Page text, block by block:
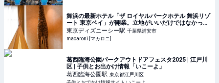
舞浜の最新ホテル「ザ ロイヤルパークホテル 舞浜リゾ
ート 東京ベイ」が開業。立地がいいだけではなかっ
た！ - macaroni
東京ディズニーシー駅 千葉県浦安市
macaroni [マカロニ]
葛西臨海公園パークアウトドアフェスタ2025 | 江戸川
区 | 子供とお出かけ情報「いこーよ」
葛西臨海公園駅 東京都江戸川区